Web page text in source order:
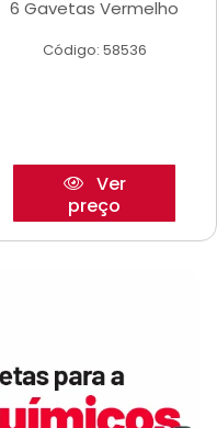
6 Gavetas Vermelho
Código: 58536
Ver
preço